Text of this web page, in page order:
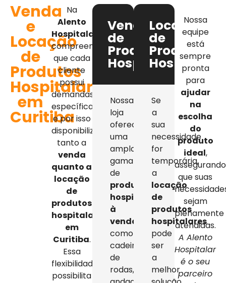
Venda
e
Locação
de
Produtos
Hospitalares
em
Curitiba
Na
Alento
Hospitalar
compreendemos
que cada
cliente
possui
demandas
específicas,
e por isso
disponibilizamos
tanto a
venda
quanto a
locação
de
produtos
hospitalares
em
Curitiba.
Essa
flexibilidade
possibilita
Venda
de
Produtos
Hospitalares
Nossa
loja
oferece
uma
ampla
gama
de
produtos
hospitalares
à
venda
como
cadeiras
de
rodas,
Locação
de
Produtos
Se
a
sua
necessidade
for
temporária,
a
locação
de
produtos
hospitalares
pode
ser
a
melhor
Nossa
equipe
está
sempre
pronta
para
ajudar
na
escolha
do
produto
ideal,
assegurando
que suas
sejam
plenamente
atendidas.
A Alento
Hospitalar
é o seu
parceiro